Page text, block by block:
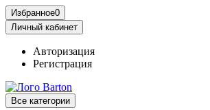
Избранное0
Личный кабинет
Авторизация
Регистрация
Все категории